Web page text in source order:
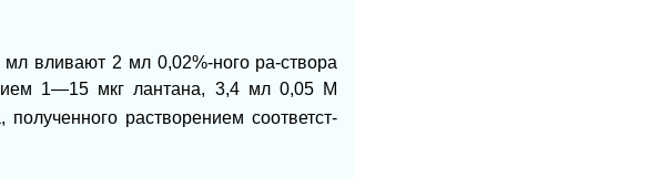
вливают 2 мл 0,02%-ного ра-створа
1—15 мкг лантана, 3,4 мл 0,05 М
растворением соответст-